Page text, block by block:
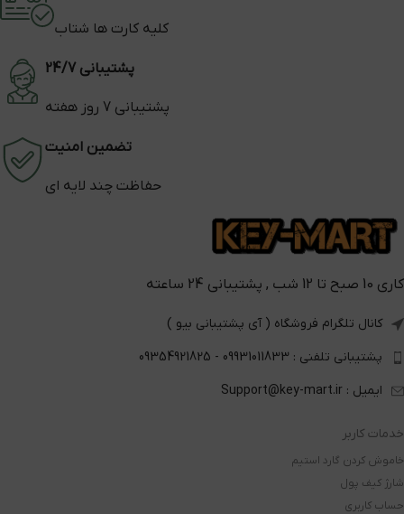
کلیه کارت ها شتاب
پشتیبانی 24/7
پشتیبانی 7 روز هفته
تضمین امنیت
حفاظت چند لایه ای
کاری 10 صبح تا 12 شب , پشتیبانی 24 ساعته
کانال تلگرام فروشگاه ( آی پشتیبانی بیو )
پشتیبانی تلفنی : 09931011833 - 09354921825
ایمیل : Support@key-mart.ir
خدمات کاربر
خاموش کردن گارد استیم
شارژ کیف پول
حساب کاربری